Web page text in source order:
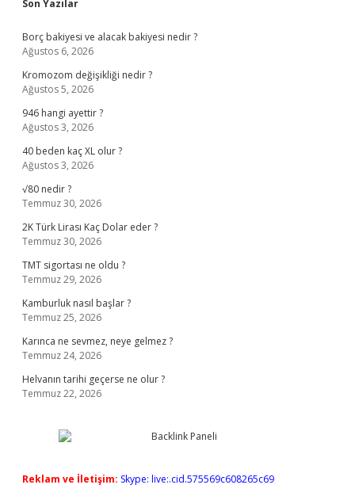
Sidebar
Son Yazılar
Borç bakiyesi ve alacak bakiyesi nedir ?
Ağustos 6, 2026
Kromozom değişikliği nedir ?
Ağustos 5, 2026
946 hangi ayettir ?
Ağustos 3, 2026
40 beden kaç XL olur ?
Ağustos 3, 2026
√80 nedir ?
Temmuz 30, 2026
2K Türk Lirası Kaç Dolar eder ?
Temmuz 30, 2026
TMT sigortası ne oldu ?
Temmuz 29, 2026
Kamburluk nasıl başlar ?
Temmuz 25, 2026
Karınca ne sevmez, neye gelmez ?
Temmuz 24, 2026
Helvanın tarihi geçerse ne olur ?
Temmuz 22, 2026
Reklam ve İletişim: Skype: live:.cid.575569c608265c69